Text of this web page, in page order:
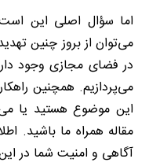
اما سؤال اصلی این است
می‌توان از بروز چنین
در فضای مجازی وجود
می‌پردازیم. همچنین
این موضوع هستید یا
مقاله همراه ما باشید.
آگاهی و امنیت شما در